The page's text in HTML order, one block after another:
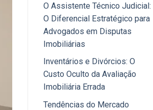
O Assistente Técnico Judicial:
O Diferencial Estratégico para
Advogados em Disputas
Imobiliárias
Inventários e Divórcios: O
Custo Oculto da Avaliação
Imobiliária Errada
Tendências do Mercado